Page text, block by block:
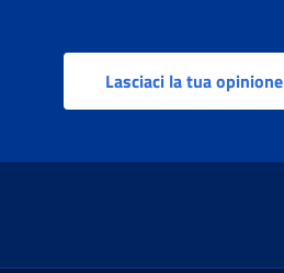
Lasciaci la tua opinione